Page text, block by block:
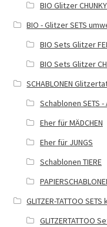
BIO Glitzer
BIO - Glitzer SETS
BIO Sets Glitzer
BIO Sets Glitzer
SCHABLONEN
Schablonen SETS -
Eher für MÄDCHEN
Eher für JUNGS
Schablonen TIERE
GLITZER-TATTOO
GLITZERTATTOO